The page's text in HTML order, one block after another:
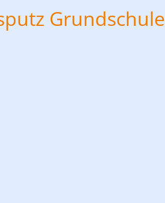
Grundschule